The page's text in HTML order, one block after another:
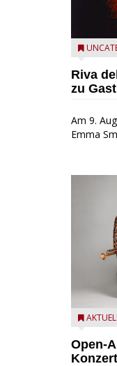
Riva del
Riva
zu
Am 9.
Emma
Open-